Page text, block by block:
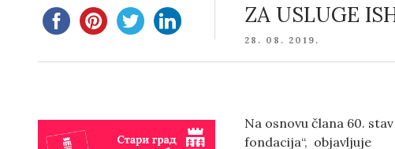
ZA USLUGE
POSTED
28. 08. 2019.
Na osnovu člana 60.
fondacija“, objavljuje